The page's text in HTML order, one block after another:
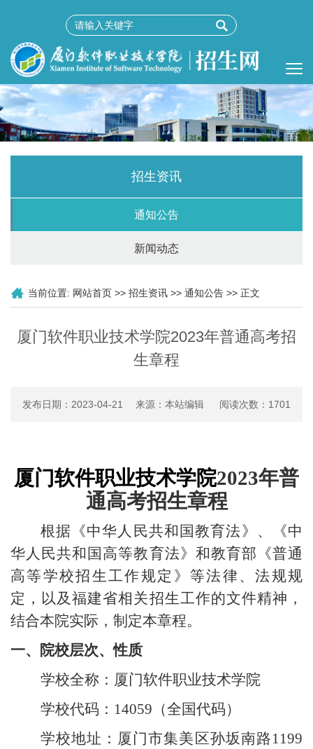
招生资讯
通知公告
新闻动态
当前位置: 网站首页 >> 招生资讯 >> 通知公告 >> 正文
厦门软件职业技术学院2023年普通高考招
生章程
发布日期：2023-04-21 来源：本站编辑 阅读次数： 1701
厦门软件职业技术学院2023年普
通高考招生章程
根据《中华人民共和国教育法》、《中
华人民共和国高等教育法》和教育部《普通
高等学校招生工作规定》等法律、法规规
定，以及福建省相关招生工作的文件精神，
结合本院实际，制定本章程。
一、院校层次、性质
学校全称：厦门软件职业技术学院
学校代码： 14059 （全国代码）
学校地址：厦门市集美区孙坂南路1199